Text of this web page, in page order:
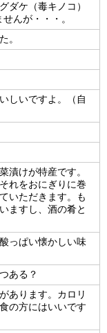
ダケ（毒キノコ）
んが・・・。
。
しいですよ。（自
漬けが特産です。
れをおにぎりに巻
いただきます。も
ますし、酒の肴と
っぱい懐かしい味
ある？
あります。カロリ
の方にはいいです